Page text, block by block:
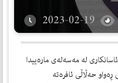
2023-02-19
: 26 ئاسانكاری لە مەسەلەی مارەییدا
حەڵاڵی ئافرەتە